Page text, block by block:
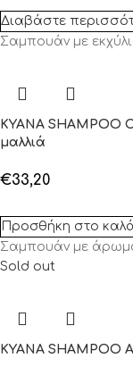
Διαβάστε
Σαμπουάν με
KYANA SHAMPOO
μαλλιά
€33,20
Προσθήκη στο
Σαμπουάν με
Sold out
KYANA SHAMPOO